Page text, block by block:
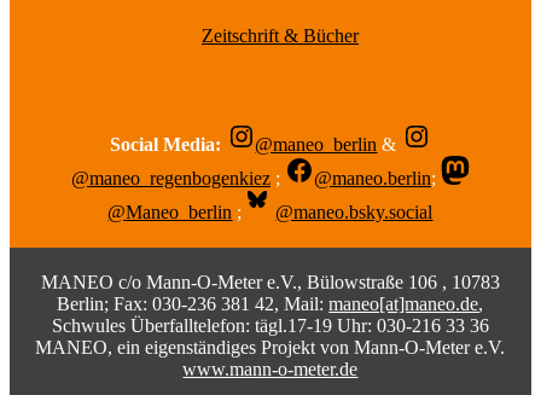
Zeitschrift & Bücher
Social Media: @maneo_berlin &
@maneo_regenbogenkiez ; @maneo.berlin;
@Maneo_berlin ; @maneo.bsky.social
MANEO c/o Mann-O-Meter e.V., Bülowstraße 106 , 10783
Berlin; Fax: 030-236 381 42, Mail:maneo[at]maneo.de,
Schwules Überfalltelefon: tägl.17-19 Uhr: 030-216 33 36
MANEO, ein eigenständiges Projekt von Mann-O-Meter e.V.
www.mann-o-meter.de